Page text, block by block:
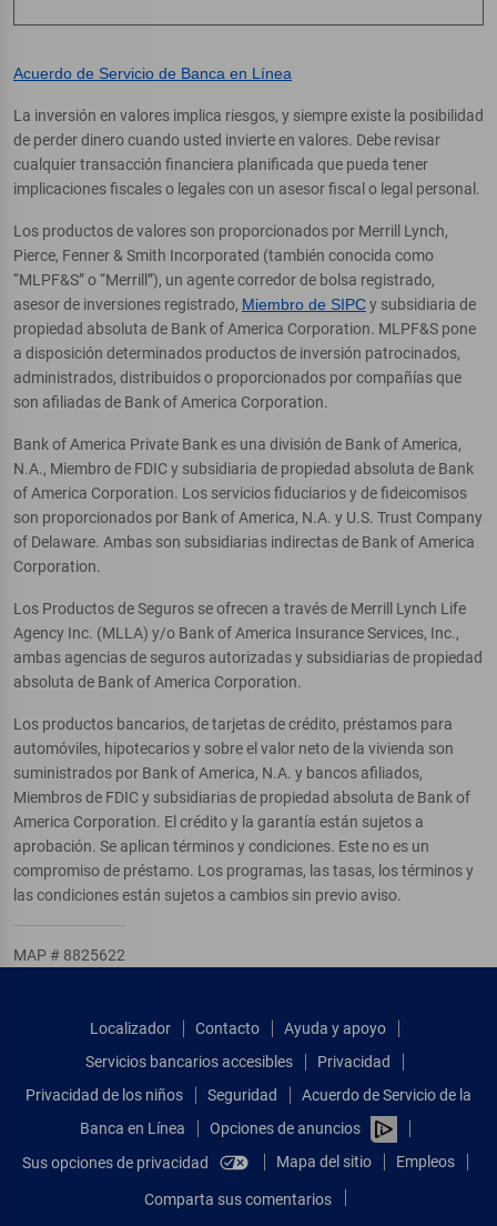
Acuerdo de Servicio de Banca en Línea
La inversión en valores implica riesgos, y siempre existe la posibilidad
de perder dinero cuando usted invierte en valores. Debe revisar
cualquier transacción financiera planificada que pueda tener
implicaciones fiscales o legales con un asesor fiscal o legal personal.
Los productos de valores son proporcionados por Merrill Lynch,
Pierce, Fenner & Smith Incorporated (también conocida como
“MLPF&S” o “Merrill”), un agente corredor de bolsa registrado,
asesor de inversiones registrado, Miembro de SIPCy subsidiaria de
propiedad absoluta de Bank of America Corporation. MLPF&S pone
a disposición determinados productos de inversión patrocinados,
administrados, distribuidos o proporcionados por compañías que
son afiliadas de Bank of America Corporation.
Bank of America Private Bank es una división de Bank of America,
N.A., Miembro de FDIC y subsidiaria de propiedad absoluta de Bank
of America Corporation. Los servicios fiduciarios y de fideicomisos
son proporcionados por Bank of America, N.A. y U.S. Trust Company
of Delaware. Ambas son subsidiarias indirectas de Bank of America
Corporation.
Los Productos de Seguros se ofrecen a través de Merrill Lynch Life
Agency Inc. (MLLA) y/o Bank of America Insurance Services, Inc.,
ambas agencias de seguros autorizadas y subsidiarias de propiedad
absoluta de Bank of America Corporation.
Los productos bancarios, de tarjetas de crédito, préstamos para
automóviles, hipotecarios y sobre el valor neto de la vivienda son
suministrados por Bank of America, N.A. y bancos afiliados,
Miembros de FDIC y subsidiarias de propiedad absoluta de Bank of
America Corporation. El crédito y la garantía están sujetos a
aprobación. Se aplican términos y condiciones. Este no es un
compromiso de préstamo. Los programas, las tasas, los términos y
las condiciones están sujetos a cambios sin previo aviso.
MAP # 8825622
Localizador Contacto
Ayuda y apoyo
Servicios bancarios accesibles
Privacidad
Privacidad de los niños
Seguridad
Acuerdo de Servicio de la
Banca en Línea
Opciones de anuncios
Sus opciones de privacidad
Mapa del sitio Empleos
Comparta sus comentarios